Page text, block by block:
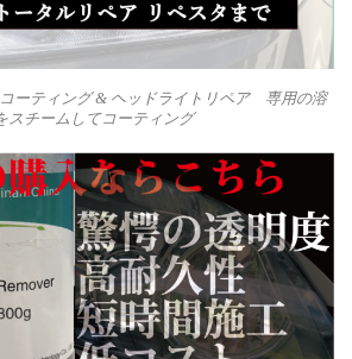
ーティング & ヘッドライトリペア 専用の溶
スチームしてコーティング